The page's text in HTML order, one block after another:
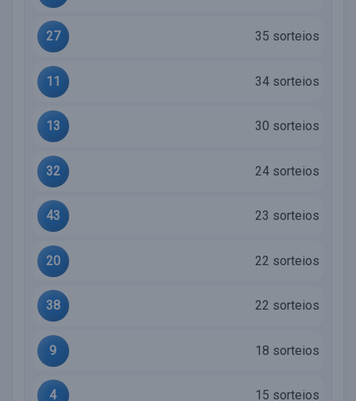
27 35 sorteios
11 34 sorteios
13 30 sorteios
32 24 sorteios
43 23 sorteios
20 22 sorteios
38 22 sorteios
9 18 sorteios
4 15 sorteios